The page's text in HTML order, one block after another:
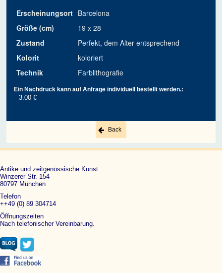
Erscheinungsort Barcelona
Größe (cm)
19 x 28
Zustand
Perfekt, dem Alter entsprechend
Kolorit
koloriert
Technik
Farblithografie
Ein Nachdruck kann auf Anfrage individuell bestellt werden.:
3.00 €
Back
Antike und zeitgenössische Kunst
Winzerer Str. 154
80797 München
Telefon
++49 (0) 89 304714
Öffnungszeiten
Nach telefonischer Vereinbarung.